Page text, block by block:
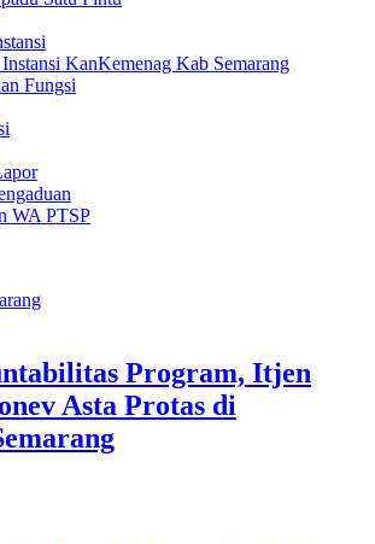
Instansi KanKemenag Kab Semarang
Fungsi
WA PTSP
Program, Itjen
Asta Protas di